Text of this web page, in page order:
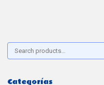
Buscar:
Categorías